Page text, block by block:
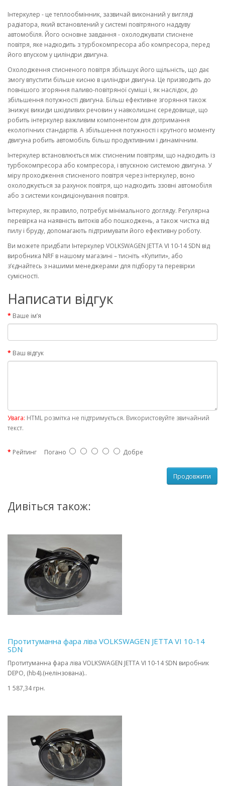
Інтеркулер - це теплообмінник, зазвичай виконаний у вигляді
радіатора, який встановлений у системі повітряного наддуву
автомобіля. Його основне завдання - охолоджувати стиснене
повітря, яке надходить з турбокомпресора або компресора, перед
його впуском у циліндри двигуна.
Охолодження стисненого повітря збільшує його щільність, що дає
змогу впустити більше кисню в циліндри двигуна. Це призводить до
повнішого згоряння паливо-повітряної суміші і, як наслідок, до
збільшення потужності двигуна. Більш ефективне згоряння також
знижує викиди шкідливих речовин у навколишнє середовище, що
робить інтеркулер важливим компонентом для дотримання
екологічних стандартів. А збільшення потужності і крутного моменту
двигуна робить автомобіль більш продуктивним і динамічним.
Інтеркулер встановлюється між стисненим повітрям, що надходить із
турбокомпресора або компресора, і впускною системою двигуна. У
міру проходження стисненого повітря через інтеркулер, воно
охолоджується за рахунок повітря, що надходить ззовні автомобіля
або з системи кондиціонування повітря.
Інтеркулер, як правило, потребує мінімального догляду. Регулярна
перевірка на наявність витоків або пошкоджень, а також чистка від
пилу і бруду, допомагають підтримувати його ефективну роботу.
Ви можете придбати Інтеркулер VOLKSWAGEN JETTA VI 10-14 SDN від
виробника NRF в нашому магазині – тисніть «Купити», або
з’єднайтесь з нашими менеджерами для підбору та перевірки
сумісності.
Написати відгук
Ваше ім’я
Ваш відгук
Увага: HTML розмітка не підтримується. Використовуйте звичайний
текст.
Рейтинг Погано Добре
Продовжити
Дивіться також:
Протитуманна фара ліва VOLKSWAGEN JETTA VI 10-14
SDN
Протитуманна фара ліва VOLKSWAGEN JETTA VI 10-14 SDN виробник
DEPO, (hb4).(нелінзована)..
1 587,34 грн.